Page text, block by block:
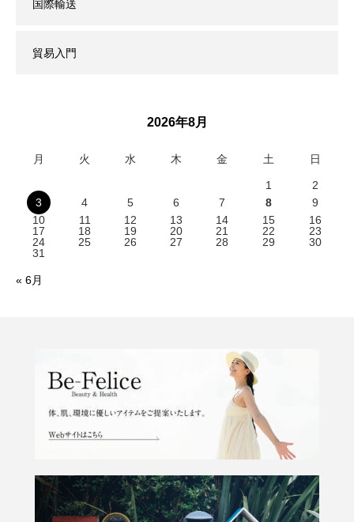
国際輸送
貿易入門
2026年8月
月 火 水 木 金 土 日
1
2
3
4 5 6 7 8
9
10
11 12 13 14 15
16
17
18 19 20 21 22
23
24
25 26 27 28 29
30
31
« 6月